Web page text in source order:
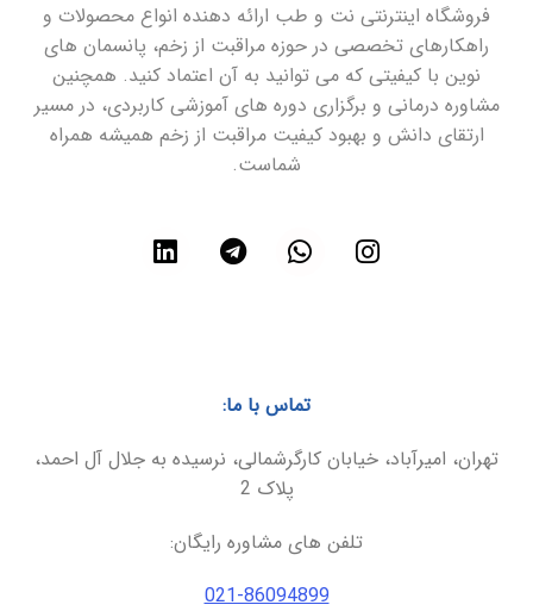
فروشگاه اینترنتی نت و طب ارائه دهنده انواع محصولات و
راهکارهای تخصصی در حوزه مراقبت از زخم، پانسمان های
نوین با کیفیتی که می توانید به آن اعتماد کنید. همچنین
مشاوره درمانی و برگزاری دوره های آموزشی کاربردی، در مسیر
ارتقای دانش و بهبود کیفیت مراقبت از زخم همیشه همراه
شماست.
تماس با ما:
تهران، امیرآباد، خیابان کارگرشمالی، نرسیده به جلال آل احمد،
پلاک 2
تلفن های مشاوره رایگان:
021-86094899